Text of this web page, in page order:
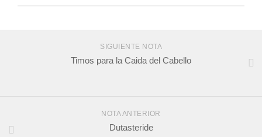
SIGUIENTE NOTA
Timos para la Caida del Cabello
NOTA ANTERIOR
Dutasteride